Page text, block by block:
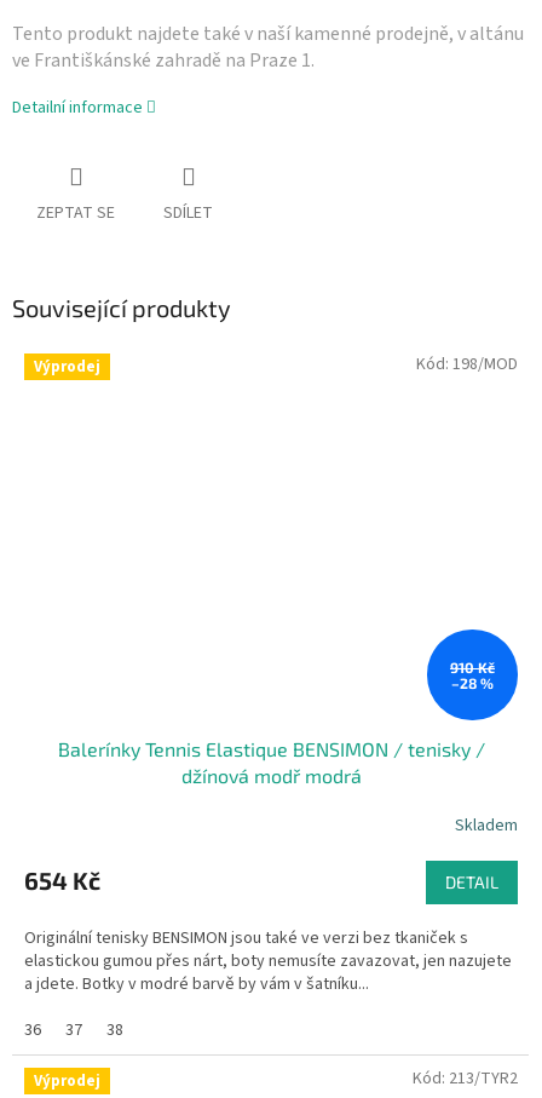
Tento produkt najdete také v naší­ kamenné prodejně, v altánu
ve Františkánské zahradě na Praze 1.
Detailní informace
ZEPTAT SE SDÍLET
Související produkty
Výprodej
910 Kč
–28 %
Balerínky Tennis Elastique BENSIMON / tenisky /
džínová modř modrá
Skladem
654 Kč DETAIL
Originální tenisky BENSIMON jsou také ve verzi bez tkaniček s
elastickou gumou přes nárt, boty nemusíte zavazovat, jen nazujete
a jdete. Botky v modré barvě by vám v šatníku...
36
37 38
Kód: 198/MOD
Výprodej Kód: 213/TYR2